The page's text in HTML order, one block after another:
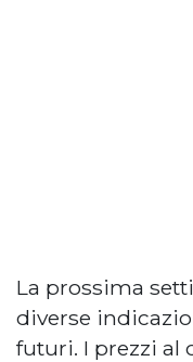
La prossima
diverse
futuri. I prezzi al